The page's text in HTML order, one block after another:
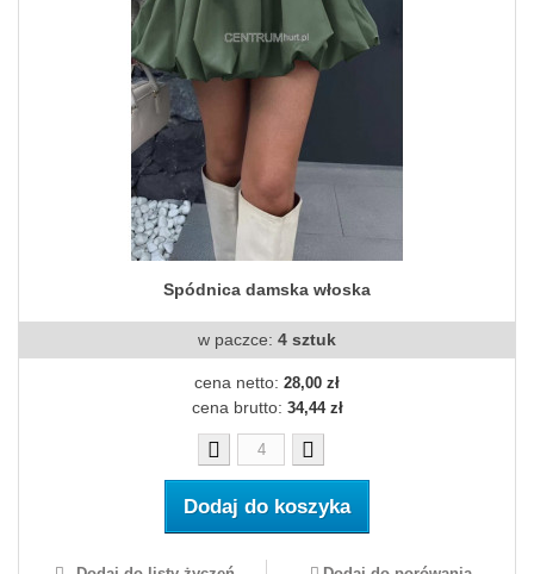
Spódnica damska włoska
w paczce: 4 sztuk
cena netto: 28,00 zł
cena brutto: 34,44 zł
Dodaj do koszyka